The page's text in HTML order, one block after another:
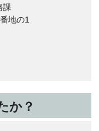
課
地の1
か？